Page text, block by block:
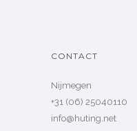
CONTACT
Nijmegen
+31 (06) 25040110
info@huting.net